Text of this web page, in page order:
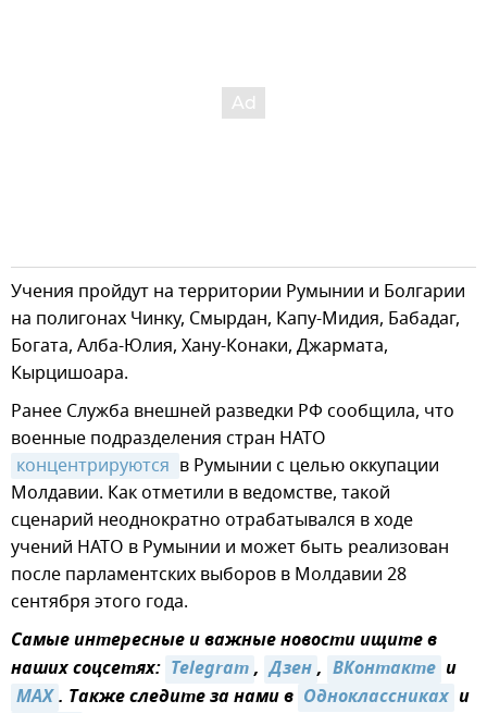
Учения пройдут на территории Румынии и Болгарии
на полигонах Чинку, Смырдан, Капу-Мидия, Бабадаг,
Богата, Алба-Юлия, Хану-Конаки, Джармата,
Кырцишоара.
Ранее Служба внешней разведки РФ сообщила, что
военные подразделения стран НАТО
концентрируются в Румынии с целью оккупации
Молдавии. Как отметили в ведомстве, такой
сценарий неоднократно отрабатывался в ходе
учений НАТО в Румынии и может быть реализован
после парламентских выборов в Молдавии 28
сентября этого года.
Самые интересные и важные новости ищите в
наших соцсетях: Telegram, Дзен, ВКонтакте и
MAX. Также следите за нами в Одноклассниках и